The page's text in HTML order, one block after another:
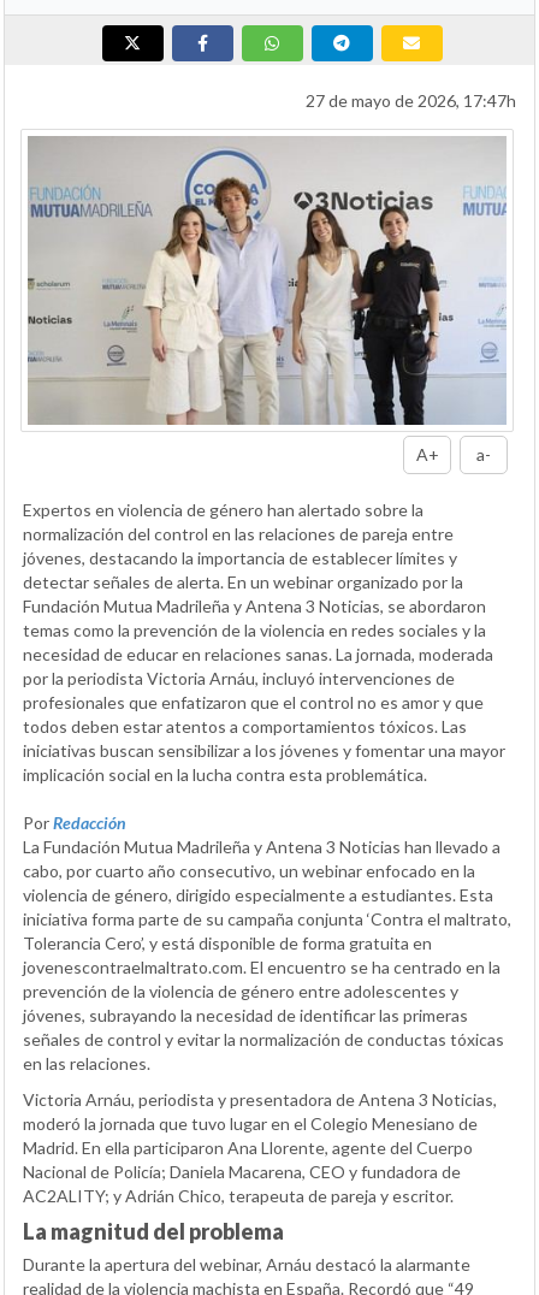
27 de mayo de 2026, 17:47h
A+ a-
Expertos en violencia de género han alertado sobre la
normalización del control en las relaciones de pareja entre
jóvenes, destacando la importancia de establecer límites y
detectar señales de alerta. En un webinar organizado por la
Fundación Mutua Madrileña y Antena 3 Noticias, se abordaron
temas como la prevención de la violencia en redes sociales y la
necesidad de educar en relaciones sanas. La jornada, moderada
por la periodista Victoria Arnáu, incluyó intervenciones de
profesionales que enfatizaron que el control no es amor y que
todos deben estar atentos a comportamientos tóxicos. Las
iniciativas buscan sensibilizar a los jóvenes y fomentar una mayor
implicación social en la lucha contra esta problemática.
PorRedacción
La Fundación Mutua Madrileña y Antena 3 Noticias han llevado a
cabo, por cuarto año consecutivo, un webinar enfocado en la
violencia de género, dirigido especialmente a estudiantes. Esta
iniciativa forma parte de su campaña conjunta ‘Contra el maltrato,
Tolerancia Cero’, y está disponible de forma gratuita en
jovenescontraelmaltrato.com. El encuentro se ha centrado en la
prevención de la violencia de género entre adolescentes y
jóvenes, subrayando la necesidad de identificar las primeras
señales de control y evitar la normalización de conductas tóxicas
en las relaciones.
Victoria Arnáu, periodista y presentadora de Antena 3 Noticias,
moderó la jornada que tuvo lugar en el Colegio Menesiano de
Madrid. En ella participaron Ana Llorente, agente del Cuerpo
Nacional de Policía; Daniela Macarena, CEO y fundadora de
AC2ALITY; y Adrián Chico, terapeuta de pareja y escritor.
La magnitud del problema
Durante la apertura del webinar, Arnáu destacó la alarmante
realidad de la violencia machista en España. Recordó que “49